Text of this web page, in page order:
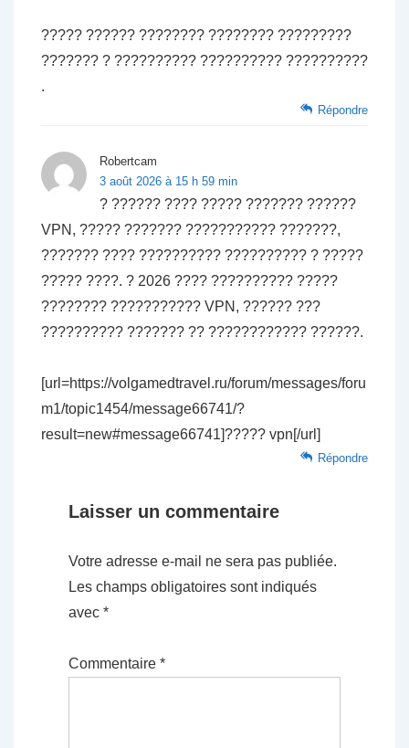
????? ?????? ???????? ???????? ?????????
??????? ? ?????????? ?????????? ??????????
.
Répondre
Robertcam
3 août 2026 à 15 h 59 min
? ?????? ???? ????? ??????? ??????
VPN, ????? ??????? ??????????? ???????,
??????? ???? ?????????? ?????????? ? ?????
????? ????. ? 2026 ???? ?????????? ?????
???????? ??????????? VPN, ?????? ???
?????????? ??????? ?? ???????????? ??????.
[url=https://volgamedtravel.ru/forum/messages/foru
m1/topic1454/message66741/?
result=new#message66741]????? vpn[/url]
Répondre
Laisser un commentaire
Votre adresse e-mail ne sera pas publiée.
Les champs obligatoires sont indiqués
avec *
Commentaire *